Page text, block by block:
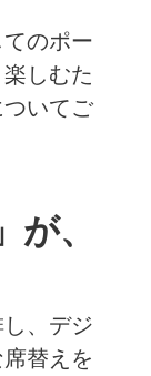
のポー
しむた
いてご
が、
、デジ
替えを